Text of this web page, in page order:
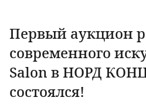
Первый аукцион
современного
Salon в НОРД
состоялся!